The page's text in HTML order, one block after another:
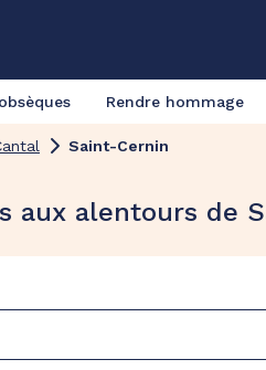
Rendre hommage
Saint-Cernin
aux alentours de